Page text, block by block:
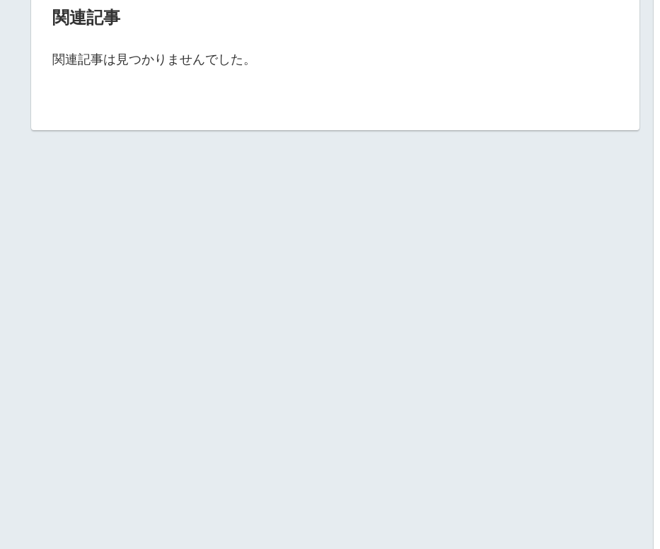
関連記事
関連記事は見つかりませんでした。